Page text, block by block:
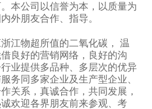
本公司以信誉为本，以质量为
外朋友合作、指导。
江物超所值的二氧化碳， 温
良好的营销网络，良好的沟
业提供多品种、多层次的优异
务同多家企业及生产型企业、
关系，真诚合作，共同发展，
欢迎各界朋友前来参观、考